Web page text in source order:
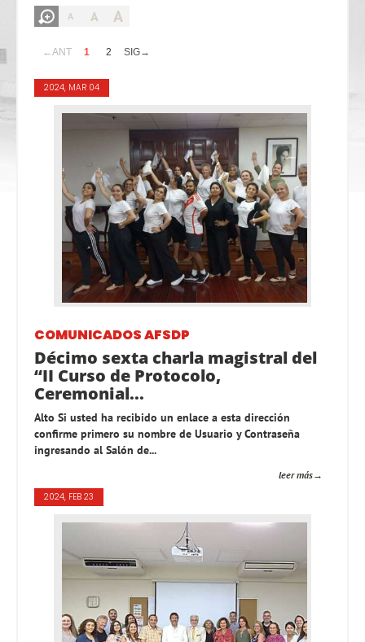
A A A
←ANT 1 2 SIG→
2024, MAR 04
COMUNICADOS AFSDP
Décimo sexta charla magistral del
“II Curso de Protocolo,
Ceremonial...
Alto Si usted ha recibido un enlace a esta dirección
confirme primero su nombre de Usuario y Contraseña
ingresando al Salón de...
leer más
2024, FEB 23